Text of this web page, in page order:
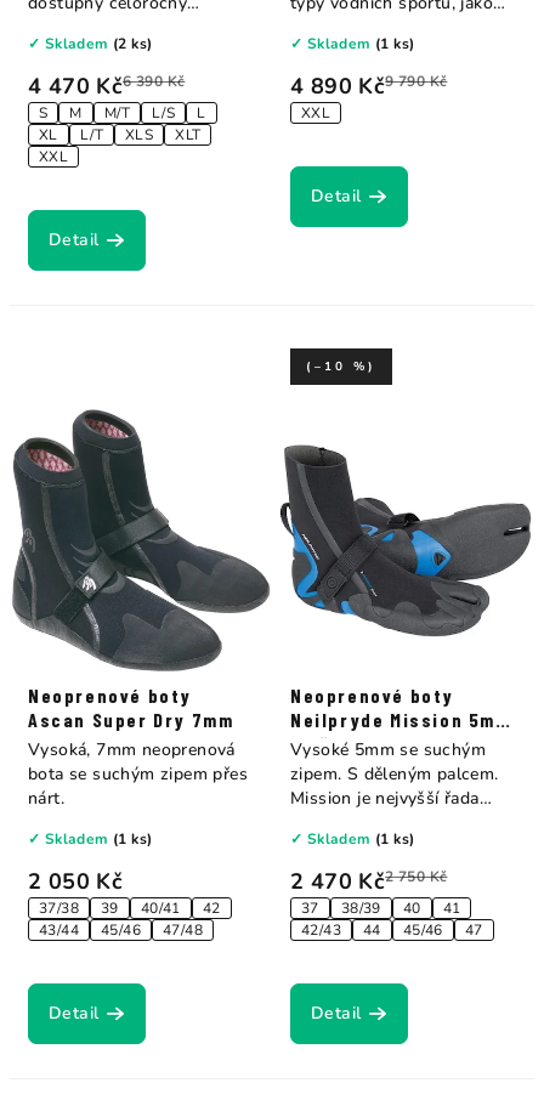
4 470 Kč6 390 Kč
S
M M/T L/S
L
XL
L/T XLS
XLT
XXL
✓ Skladem (2 ks)
Detail
4 890 Kč9 790 Kč
XXL
✓ Skladem (1 ks)
Detail
Neoprenové boty
Ascan Super Dry 7mm
2 050 Kč
37/38 39 40/41
42
43/44
45/46 47/48
✓ Skladem (1 ks)
Detail
Vysoká, 7mm neoprenová
bota se suchým zipem přes
nárt.
Neoprenové boty
Neilpryde Mission 5mm
s děleným palcem
2 470 Kč2 750 Kč
(–10 %)
37 38/39 40
41
42/43
44 45/46 47
✓ Skladem (1 ks)
Detail
Vysoké 5mm se suchým
zipem. S děleným palcem.
Mission je nejvyšší řada